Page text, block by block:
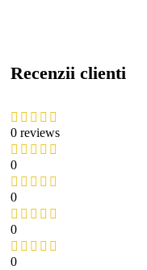
Recenzii clienti
0 reviews
0
0
0
0